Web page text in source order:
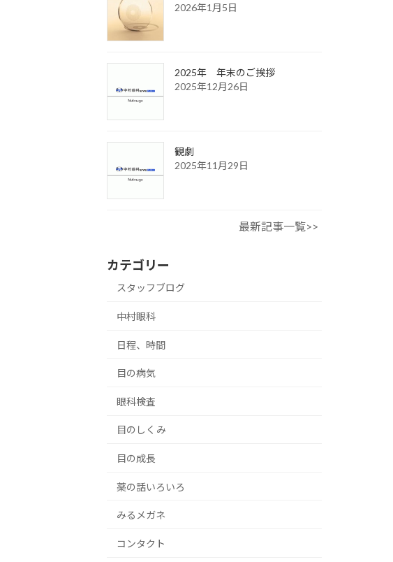
2026年1月5日
2025年 年末のご挨拶
2025年12月26日
観劇
2025年11月29日
最新記事一覧>>
カテゴリー
スタッフブログ
中村眼科
日程、時間
目の病気
眼科検査
目のしくみ
目の成長
薬の話いろいろ
みるメガネ
コンタクト